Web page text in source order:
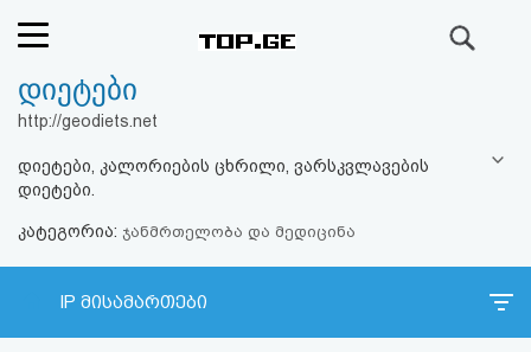
რეიტინგი
კითხვა-
პასუხი
დიეტები
http://geodiets.net
დიეტები, კალორიების ცხრილი, ვარსკვლავების
დიეტები.
კატეგორია: ჯანმრთელობა და მედიცინა
IP მისამართები